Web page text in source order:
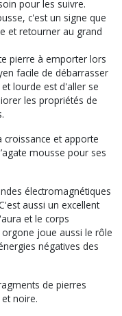
pour les suivre.
c'est un signe que
et retourner au grand
pierre à emporter lors
facile de débarrasser
lourde est d'aller se
les propriétés de
et apporte
mousse pour ses
électromagnétiques
aussi un excellent
et le corps
joue aussi le rôle
négatives des
de pierres
noire.